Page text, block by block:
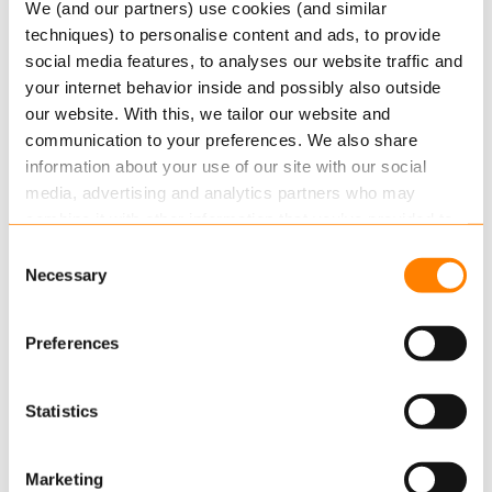
We (and our partners) use cookies (and similar
techniques) to personalise content and ads, to provide
social media features, to analyses our website traffic and
your internet behavior inside and possibly also outside
our website. With this, we tailor our website and
communication to your preferences. We also share
information about your use of our site with our social
media, advertising and analytics partners who may
services.
about this in our cookie statement. Through
the cookie settings under “Details”, you can determine
withdraw
Selection
Necessary
Preferences
Statistics
Marketing
Grootste migratie tot nu toe van ruim 3 miljoen
polissen.
Bewezen trackrecord van meer dan 40
succesvolle migratieprojecten.
Auditconforme migratierapportage en
rapportage over het verschil tussen het oude
en het nieuwe systeem.
Geautomatiseerd testen van premie-,
Migratie van gegevens van groepscontracten,